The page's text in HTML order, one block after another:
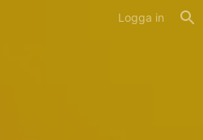
Logga in